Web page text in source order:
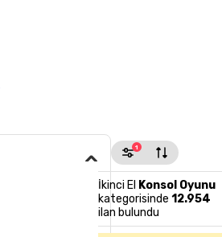
1
İkinci El Konsol Oyunu
kategorisinde 12.954
ilan bulundu